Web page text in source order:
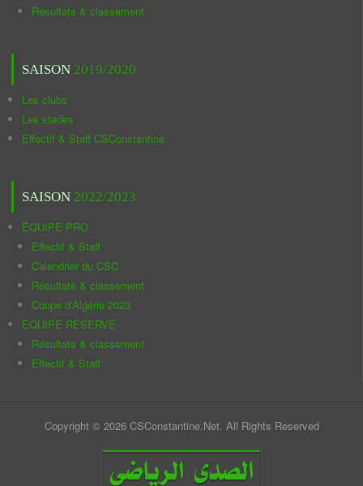
Résultats & classement
SAISON 2019/2020
Les clubs
Les stades
Effectif & Staff CSConstantine
SAISON 2022/2023
ÉQUIPE PRO
Effectif & Staff
Calendrier du CSC
Résultats & classement
Coupe d'Algérie 2023
ÉQUIPE RÉSERVE
Résultats & classement
Effectif & Staff
Copyright © 2026 CSConstantine.Net. All Rights Reserved